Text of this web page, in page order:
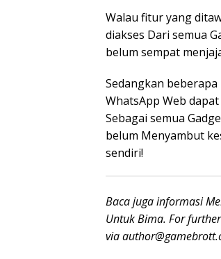
Walau fitur yang
diakses Dari semua
belum sempat
Sedangkan
WhatsApp Web
Sebagai semua
belum Menyambut
sendiri!
Baca juga informasi
Untuk Bima. For
via